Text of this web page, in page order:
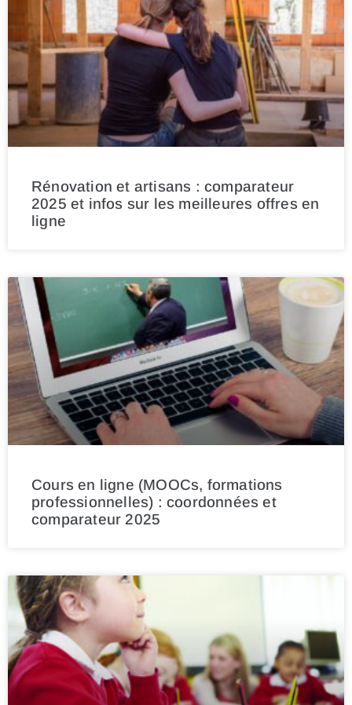
Rénovation et artisans : comparateur
2025 et infos sur les meilleures offres en
ligne
Cours en ligne (MOOCs, formations
professionnelles) : coordonnées et
comparateur 2025